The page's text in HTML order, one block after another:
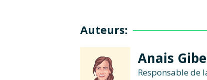
Auteurs:
Anais
Responsable de